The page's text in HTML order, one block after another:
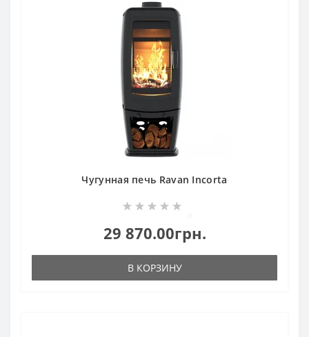
Чугунная печь Ravan Incorta
29 870.00грн.
В КОРЗИНУ